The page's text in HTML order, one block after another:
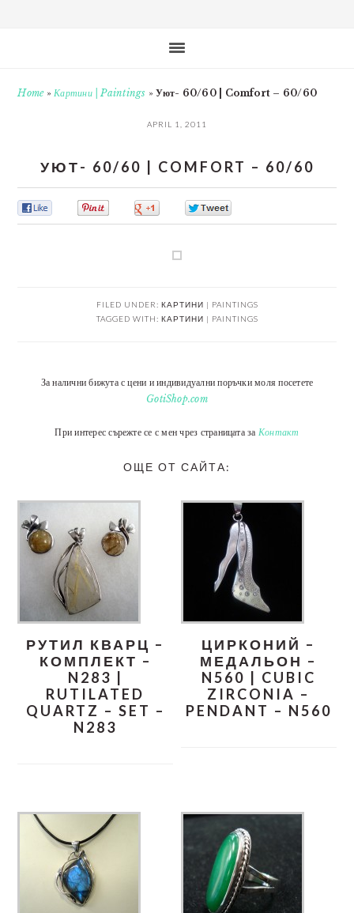
Home»Картини | Paintings »Уют- 60/60 | Comfort – 60/60
APRIL 1, 2011
УЮТ- 60/60 | COMFORT – 60/60
FILED UNDER: КАРТИНИ | PAINTINGS
TAGGED WITH: КАРТИНИ | PAINTINGS
За налични бижута с цени и индивидуални поръчки моля посетете
GotiShop.com
При интерес сърежте се с мен чрез страницата за Контакт
ОЩЕ ОТ САЙТА:
РУТИЛ КВАРЦ –
КОМПЛЕКТ –
N283 |
RUTILATED
QUARTZ – SET –
N283
ЦИРКОНИЙ –
МЕДАЛЬОН –
N560 | CUBIC
ZIRCONIA –
PENDANT – N560